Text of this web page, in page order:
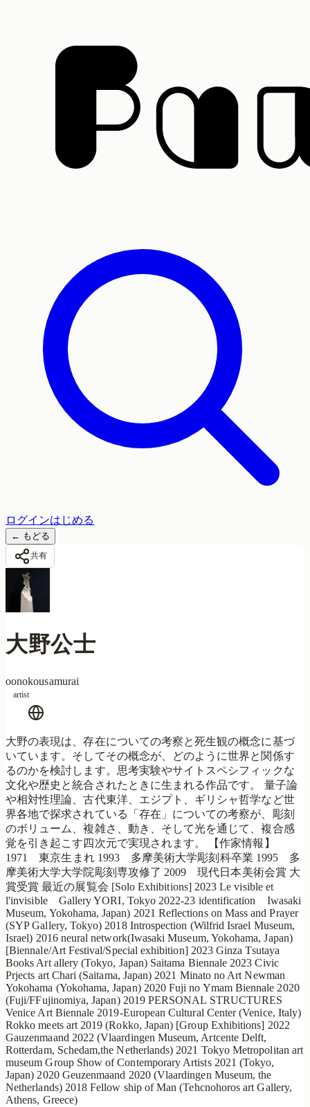
ログインはじめる
← もどる
共有
大野公士
oonokousamurai
artist
大野の表現は、存在についての考察と死生観の概念に基づ
いています。そしてその概念が、どのように世界と関係す
るのかを検討します。思考実験やサイトスペシフィックな
文化や歴史と統合されたときに生まれる作品です。 量子論
や相対性理論、古代東洋、エジプト、ギリシャ哲学など世
界各地で探求されている「存在」についての考察が、彫刻
のボリューム、複雑さ、動き、そして光を通じて、複合感
覚を引き起こす四次元で実現されます。 【作家情報】
1971 東京生まれ 1993 多摩美術大学彫刻科卒業 1995 多
摩美術大学大学院彫刻専攻修了 2009 現代日本美術会賞 大
賞受賞 最近の展覧会 [Solo Exhibitions] 2023 Le visible et
l'invisible Gallery YORI, Tokyo 2022-23 identification Iwasaki
Museum, Yokohama, Japan) 2021 Reflections on Mass and Prayer
(SYP Gallery, Tokyo) 2018 Introspection (Wilfrid Israel Museum,
Israel) 2016 neural network(Iwasaki Museum, Yokohama, Japan)
[Biennale/Art Festival/Special exhibition] 2023 Ginza Tsutaya
Books Art allery (Tokyo, Japan) Saitama Biennale 2023 Civic
Prjects art Chari (Saitama, Japan) 2021 Minato no Art Newman
Yokohama (Yokohama, Japan) 2020 Fuji no Ymam Biennale 2020
(Fuji/FFujinomiya, Japan) 2019 PERSONAL STRUCTURES
Venice Art Biennale 2019-European Cultural Center (Venice, Italy)
Rokko meets art 2019 (Rokko, Japan) [Group Exhibitions] 2022
Gauzenmaand 2022 (Vlaardingen Museum, Artcente Delft,
Rotterdam, Schedam,the Netherlands) 2021 Tokyo Metropolitan art
museum Group Show of Contemporary Artists 2021 (Tokyo,
Japan) 2020 Geuzenmaand 2020 (Vlaardingen Museum, the
Netherlands) 2018 Fellow ship of Man (Tehcnohoros art Gallery,
Athens, Greece)